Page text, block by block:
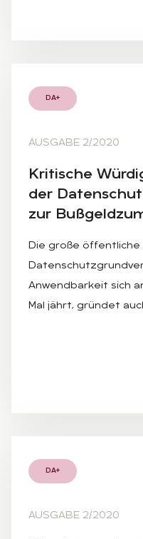
DA+
AUSGABE 2/2020
Kri­ti­sche
der
zur
Die große
Anwendbarkeit sich
Mal jährt, gründet
DA+
AUSGABE 2/2020